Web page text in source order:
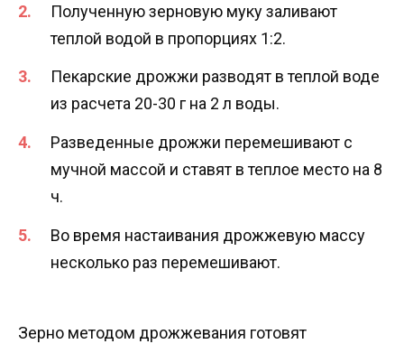
Полученную зерновую муку заливают
теплой водой в пропорциях 1:2.
Пекарские дрожжи разводят в теплой воде
из расчета 20-30 г на 2 л воды.
Разведенные дрожжи перемешивают с
мучной массой и ставят в теплое место на 8
ч.
Во время настаивания дрожжевую массу
несколько раз перемешивают.
Зерно методом дрожжевания готовят